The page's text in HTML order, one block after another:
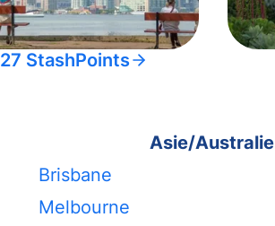
27 StashPoints
Asie/Australie
Brisbane
Melbourne